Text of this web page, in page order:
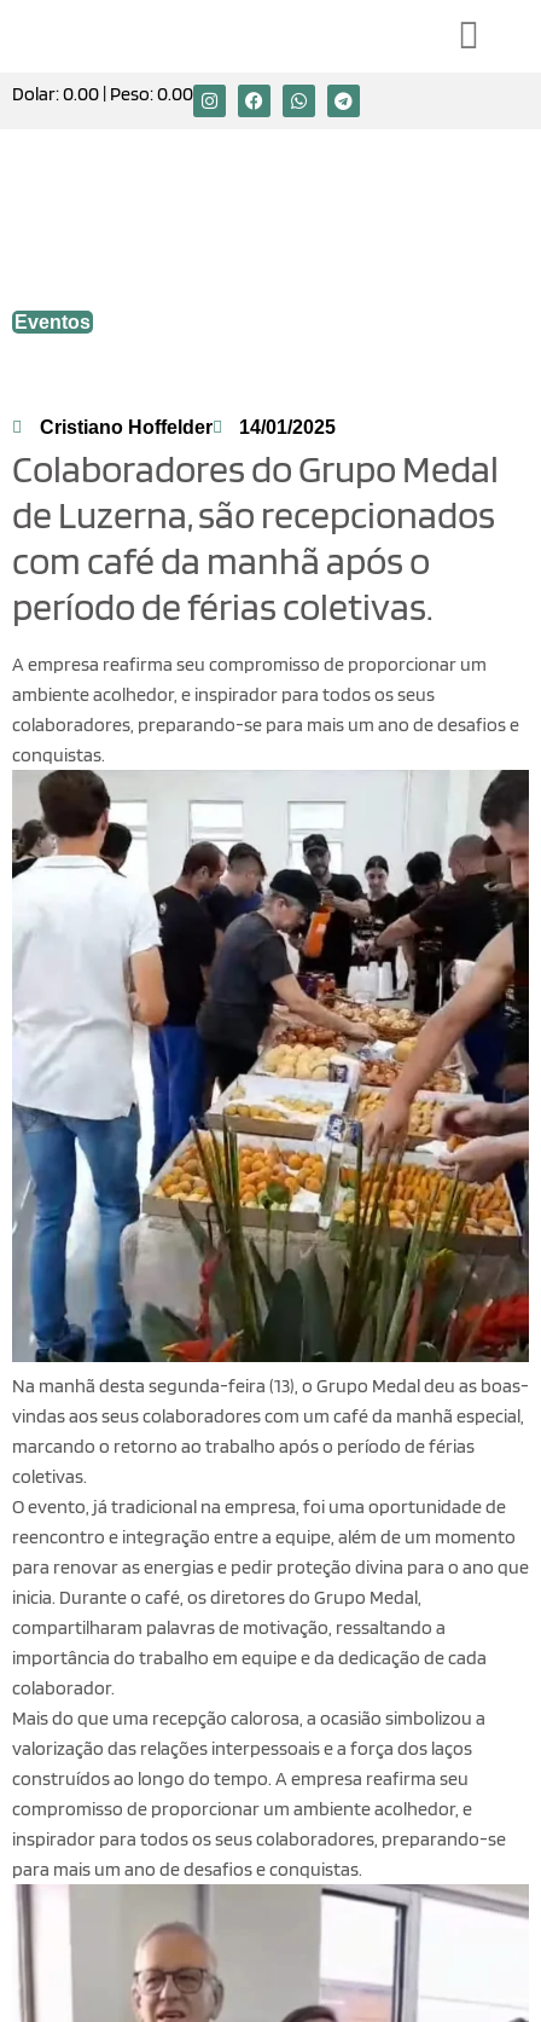
Dolar:0.00 | Peso:0.00
Eventos
Cristiano Hoffelder 14/01/2025
Colaboradores do Grupo Medal
de Luzerna, são recepcionados
com café da manhã após o
período de férias coletivas.
A empresa reafirma seu compromisso de proporcionar um
ambiente acolhedor, e inspirador para todos os seus
colaboradores, preparando-se para mais um ano de desafios e
conquistas.
Na manhã desta segunda-feira (13), o Grupo Medal deu as boas-
vindas aos seus colaboradores com um café da manhã especial,
marcando o retorno ao trabalho após o período de férias
coletivas.
O evento, já tradicional na empresa, foi uma oportunidade de
reencontro e integração entre a equipe, além de um momento
para renovar as energias e pedir proteção divina para o ano que
inicia. Durante o café, os diretores do Grupo Medal,
compartilharam palavras de motivação, ressaltando a
importância do trabalho em equipe e da dedicação de cada
colaborador.
Mais do que uma recepção calorosa, a ocasião simbolizou a
valorização das relações interpessoais e a força dos laços
construídos ao longo do tempo. A empresa reafirma seu
compromisso de proporcionar um ambiente acolhedor, e
inspirador para todos os seus colaboradores, preparando-se
para mais um ano de desafios e conquistas.